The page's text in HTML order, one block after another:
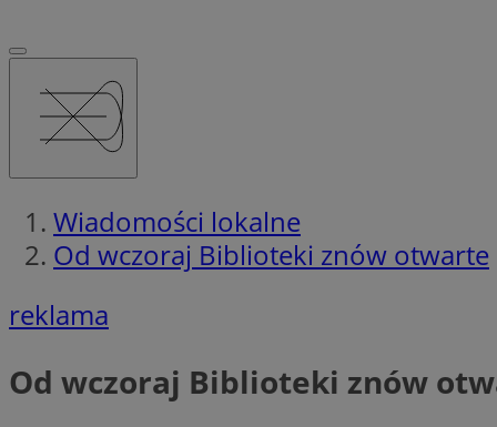
Wiadomości lokalne
Od wczoraj Biblioteki znów otwarte
reklama
Od wczoraj Biblioteki znów